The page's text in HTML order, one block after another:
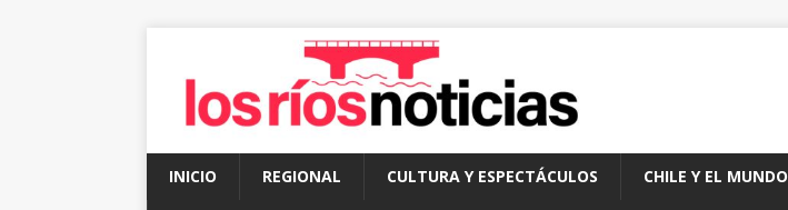
INICIO REGIONAL CULTURA Y ESPECTÁCULOS CHILE Y EL MUNDO